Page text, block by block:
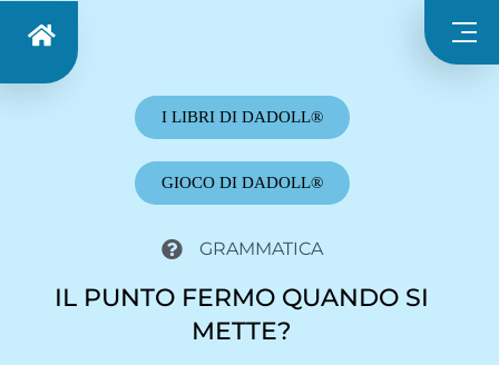
I LIBRI DI DADOLL®
GIOCO DI DADOLL®
GRAMMATICA
IL PUNTO FERMO QUANDO SI
METTE?